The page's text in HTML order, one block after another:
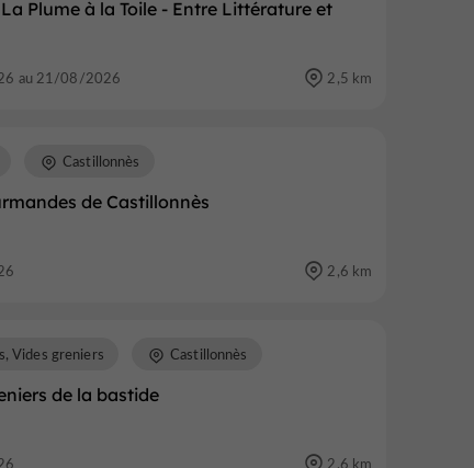
Plume à la Toile - Entre Littérature et
au 21/08/2026 2,5 km
de Castillonnès
Castillonnès
2,6 km
de la bastide
Vides greniers Castillonnès
2,6 km